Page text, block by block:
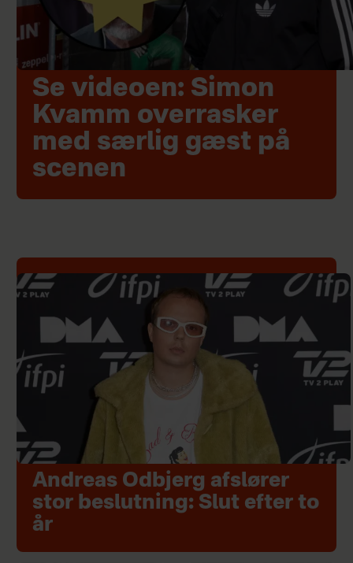
Se videoen: Simon
Kvamm overrasker
med særlig gæst på
scenen
Andreas Odbjerg afslører
stor beslutning: Slut efter to
år